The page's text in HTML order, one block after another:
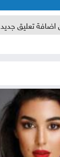
اضافة تعليق جديد